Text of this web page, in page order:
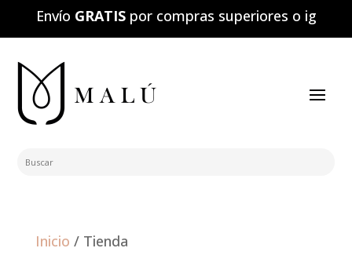
EnvíoGRATISpor compras superiores o igual a
Buscar:
Inicio / Tienda